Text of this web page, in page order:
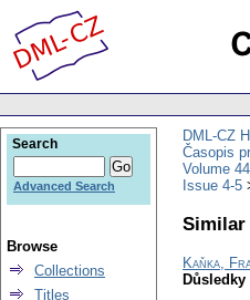
DML-CZ
Časopis
Volume 44
Issue 4-5
Kaňka,
Search
Advanced Search
Browse
Collections
Titles